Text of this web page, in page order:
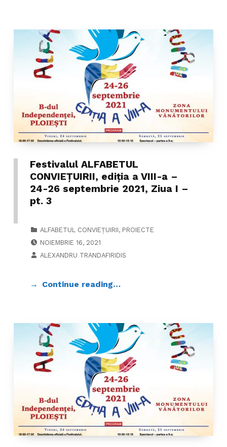
Festivalul ALFABETUL
CONVIEŢUIRII, ediţia a VIII-a –
24-26 septembrie 2021, Ziua I –
pt. 3
ALFABETUL CONVIEȚUIRII, PROIECTE
NOIEMBRIE 16, 2021
ALEXANDRU TRANDAFIRIDIS
Continue reading…